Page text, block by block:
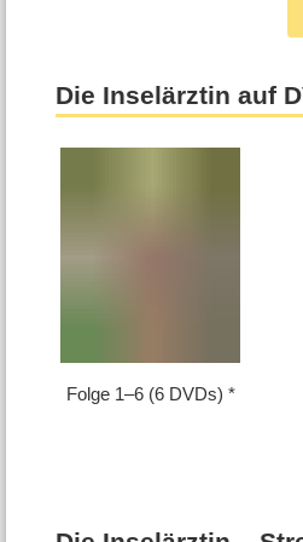
Die Inselärztin auf
Folge 1⁠–⁠6 (6 DVDs)